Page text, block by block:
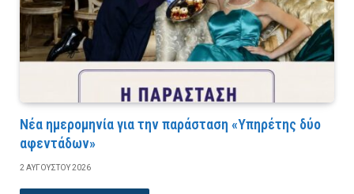
Νέα ημερομηνία για την παράσταση «Υπηρέτης δύο
αφεντάδων»
2 ΑΥΓΟΎΣΤΟΥ 2026